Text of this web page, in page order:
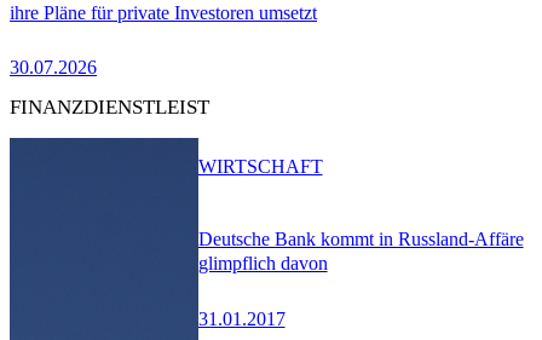
ihre Pläne für private Investoren umsetzt
30.07.2026
FINANZDIENSTLEIST
Deutsche Bank kommt in Russland-Affäre
glimpflich davon
31.01.2017
WIRTSCHAFT